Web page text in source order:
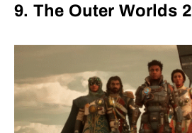
9. The Outer Worlds 2